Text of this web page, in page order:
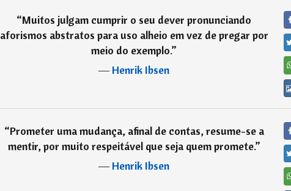
“Muitos julgam cumprir o seu dever pronunciando
aforismos abstratos para uso alheio em vez de pregar por
meio do exemplo.”
―Henrik Ibsen
“Prometer uma mudança, afinal de contas, resume-se a
mentir, por muito respeitável que seja quem promete.”
―Henrik Ibsen